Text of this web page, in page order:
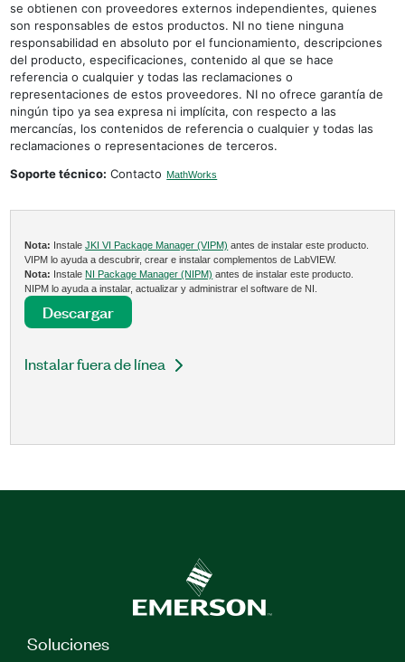
se obtienen con proveedores externos independientes, quienes
son responsables de estos productos. NI no tiene ninguna
responsabilidad en absoluto por el funcionamiento, descripciones
del producto, especificaciones, contenido al que se hace
referencia o cualquier y todas las reclamaciones o
representaciones de estos proveedores. NI no ofrece garantía de
ningún tipo ya sea expresa ni implícita, con respecto a las
mercancías, los contenidos de referencia o cualquier y todas las
reclamaciones o representaciones de terceros.
Soporte técnico: Contacto MathWorks
Nota: InstaleJKI VI Package Manager (VIPM) antes de instalar este producto.
VIPM lo ayuda a descubrir, crear e instalar complementos de LabVIEW.
Nota: Instale NI Package Manager (NIPM) antes de instalar este producto.
NIPM lo ayuda a instalar, actualizar y administrar el software de NI.
Descargar
Instalar fuera de línea
Soluciones